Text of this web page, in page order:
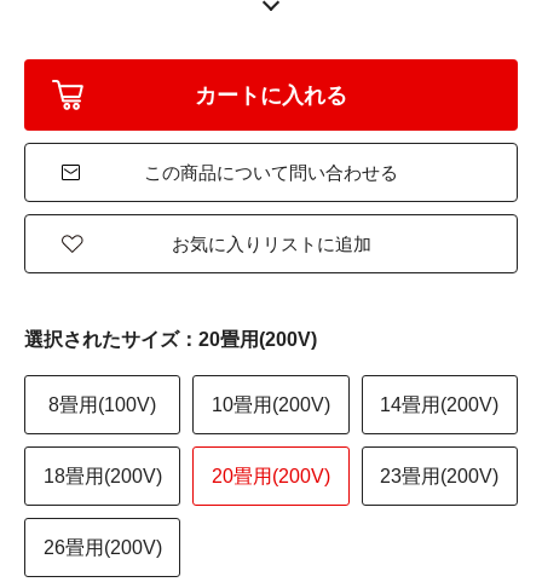
この商品について問い合わせる
お気に入りリストに追加
選択されたサイズ：20畳用(200V)
8畳用(100V) 10畳用(200V) 14畳用(200V)
18畳用(200V) 20畳用(200V) 23畳用(200V)
26畳用(200V)